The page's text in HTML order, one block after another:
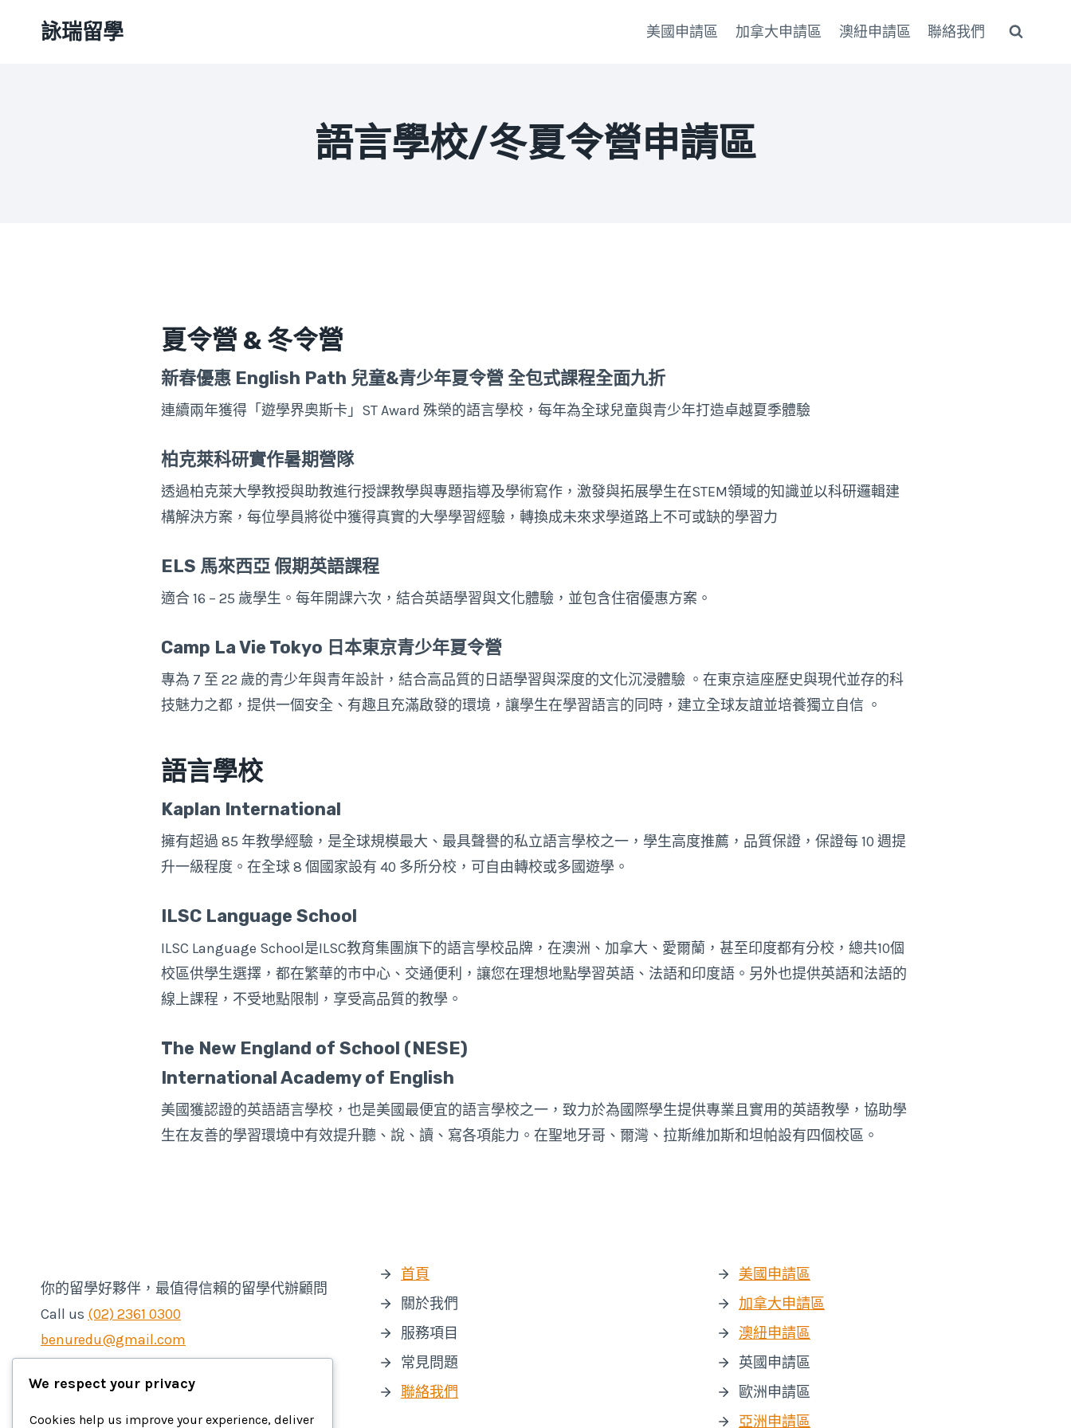
詠瑞留學 美國申請區 加拿大申請區 澳紐申請區 聯絡我們
語言學校/冬夏令營申請區
夏令營 & 冬令營
新春優惠 English Path 兒童&青少年夏令營 全包式課程全面九折
連續兩年獲得「遊學界奧斯卡」ST Award 殊榮的語言學校，每年為全球兒童與青少年打造卓越夏季體驗
柏克萊科研實作暑期營隊
透過柏克萊大學教授與助教進行授課教學與專題指導及學術寫作，激發與拓展學生在STEM領域的知識並以科研邏輯建
構解決方案，每位學員將從中獲得真實的大學學習經驗，轉換成未來求學道路上不可或缺的學習力
ELS 馬來西亞 假期英語課程
適合 16 – 25 歲學生。每年開課六次，結合英語學習與文化體驗，並包含住宿優惠方案。
Camp La Vie Tokyo 日本東京青少年夏令營
專為 7 至 22 歲的青少年與青年設計，結合高品質的日語學習與深度的文化沉浸體驗 。在東京這座歷史與現代並存的科
技魅力之都，提供一個安全、有趣且充滿啟發的環境，讓學生在學習語言的同時，建立全球友誼並培養獨立自信 。
語言學校
Kaplan International
擁有超過 85 年教學經驗，是全球規模最大、最具聲譽的私立語言學校之一，學生高度推薦，品質保證，保證每 10 週提
升一級程度。在全球 8 個國家設有 40 多所分校，可自由轉校或多國遊學。
ILSC Language School
ILSC Language School是ILSC教育集團旗下的語言學校品牌，在澳洲、加拿大、愛爾蘭，甚至印度都有分校，總共10個
校區供學生選擇，都在繁華的市中心、交通便利，讓您在理想地點學習英語、法語和印度語。另外也提供英語和法語的
線上課程，不受地點限制，享受高品質的教學。
The New England of School (NESE)
International Academy of English
美國獲認證的英語語言學校，也是美國最便宜的語言學校之一，致力於為國際學生提供專業且實用的英語教學，協助學
生在友善的學習環境中有效提升聽、說、讀、寫各項能力。在聖地牙哥、爾灣、拉斯維加斯和坦帕設有四個校區。
你的留學好夥伴，最值得信賴的留學代辦顧問
Call us (02) 2361 0300
benuredu@gmail.com
首頁
關於我們
服務項目
常見問題
聯絡我們
美國申請區
加拿大申請區
澳紐申請區
英國申請區
歐洲申請區
亞洲申請區
We respect your privacy
Cookies help us improve your experience, deliver